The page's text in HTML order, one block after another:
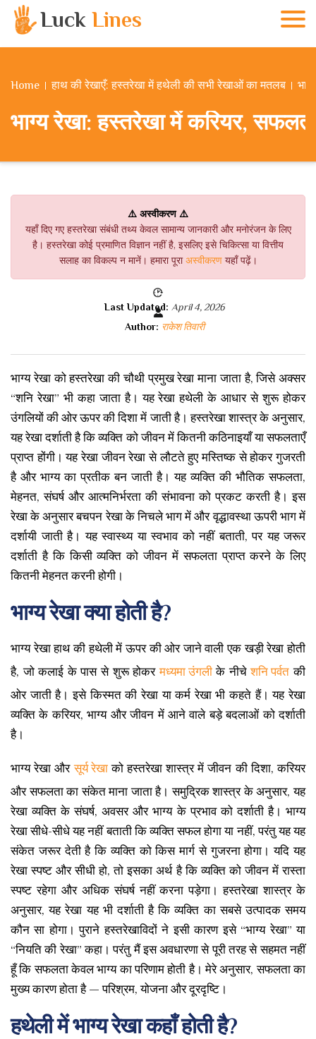
Luck Lines
Home हाथ की रेखाएँ: हस्तरेखा में हथेली की सभी रेखाओं का मतलब
भाग्य रेखा: हस्तरेखा में करियर,
⚠️ अस्वीकरण ⚠️
यहाँ दिए गए हस्तरेखा संबंधी तथ्य केवल सामान्य जानकारी और मनोरंजन के लिए
है। हस्तरेखा कोई प्रमाणित विज्ञान नहीं है, इसलिए इसे चिकित्सा या वित्तीय
सलाह का विकल्प न मानें। हमारा पूराअस्वीकरणयहाँ पढ़ें।
Last Updated: April 4, 2026
Author: राकेश तिवारी
भाग्य रेखा को हस्तरेखा की चौथी प्रमुख रेखा माना जाता है, जिसे अक्सर
“शनि रेखा” भी कहा जाता है। यह रेखा हथेली के आधार से शुरू होकर
उंगलियों की ओर ऊपर की दिशा में जाती है। हस्तरेखा शास्त्र के अनुसार,
यह रेखा दर्शाती है कि व्यक्ति को जीवन में कितनी कठिनाइयाँ या सफलताएँ
प्राप्त होंगी। यह रेखा जीवन रेखा से लौटते हुए मस्तिष्क से होकर गुजरती
है और भाग्य का प्रतीक बन जाती है। यह व्यक्ति की भौतिक सफलता,
मेहनत, संघर्ष और आत्मनिर्भरता की संभावना को प्रकट करती है। इस
रेखा के अनुसार बचपन रेखा के निचले भाग में और वृद्धावस्था ऊपरी भाग में
दर्शायी जाती है। यह स्वास्थ्य या स्वभाव को नहीं बताती, पर यह जरूर
दर्शाती है कि किसी व्यक्ति को जीवन में सफलता प्राप्त करने के लिए
कितनी मेहनत करनी होगी।
भाग्य रेखा क्या होती है?
भाग्य रेखा हाथ की हथेली में ऊपर की ओर जाने वाली एक खड़ी रेखा होती
है, जो कलाई के पास से शुरू होकरमध्यमा उंगलीके नीचेशनि पर्वत की
ओर जाती है। इसे किस्मत की रेखा या कर्म रेखा भी कहते हैं। यह रेखा
व्यक्ति के करियर, भाग्य और जीवन में आने वाले बड़े बदलाओं को दर्शाती
है।
भाग्य रेखा औरसूर्य रेखाको हस्तरेखा शास्त्र में जीवन की दिशा, करियर
और सफलता का संकेत माना जाता है। समुद्रिक शास्त्र के अनुसार, यह
रेखा व्यक्ति के संघर्ष, अवसर और भाग्य के प्रभाव को दर्शाती है। भाग्य
रेखा सीधे-सीधे यह नहीं बताती कि व्यक्ति सफल होगा या नहीं, परंतु यह यह
संकेत जरूर देती है कि व्यक्ति को किस मार्ग से गुजरना होगा। यदि यह
रेखा स्पष्ट और सीधी हो, तो इसका अर्थ है कि व्यक्ति को जीवन में रास्ता
स्पष्ट रहेगा और अधिक संघर्ष नहीं करना पड़ेगा। हस्तरेखा शास्त्र के
अनुसार, यह रेखा यह भी दर्शाती है कि व्यक्ति का सबसे उत्पादक समय
कौन सा होगा। पुराने हस्तरेखाविदों ने इसी कारण इसे “भाग्य रेखा” या
“नियति की रेखा” कहा। परंतु मैं इस अवधारणा से पूरी तरह से सहमत नहीं
हूँ कि सफलता केवल भाग्य का परिणाम होती है। मेरे अनुसार, सफलता का
मुख्य कारण होता है — परिश्रम, योजना और दूरदृष्टि।
हथेली में भाग्य रेखा कहाँ होती है?